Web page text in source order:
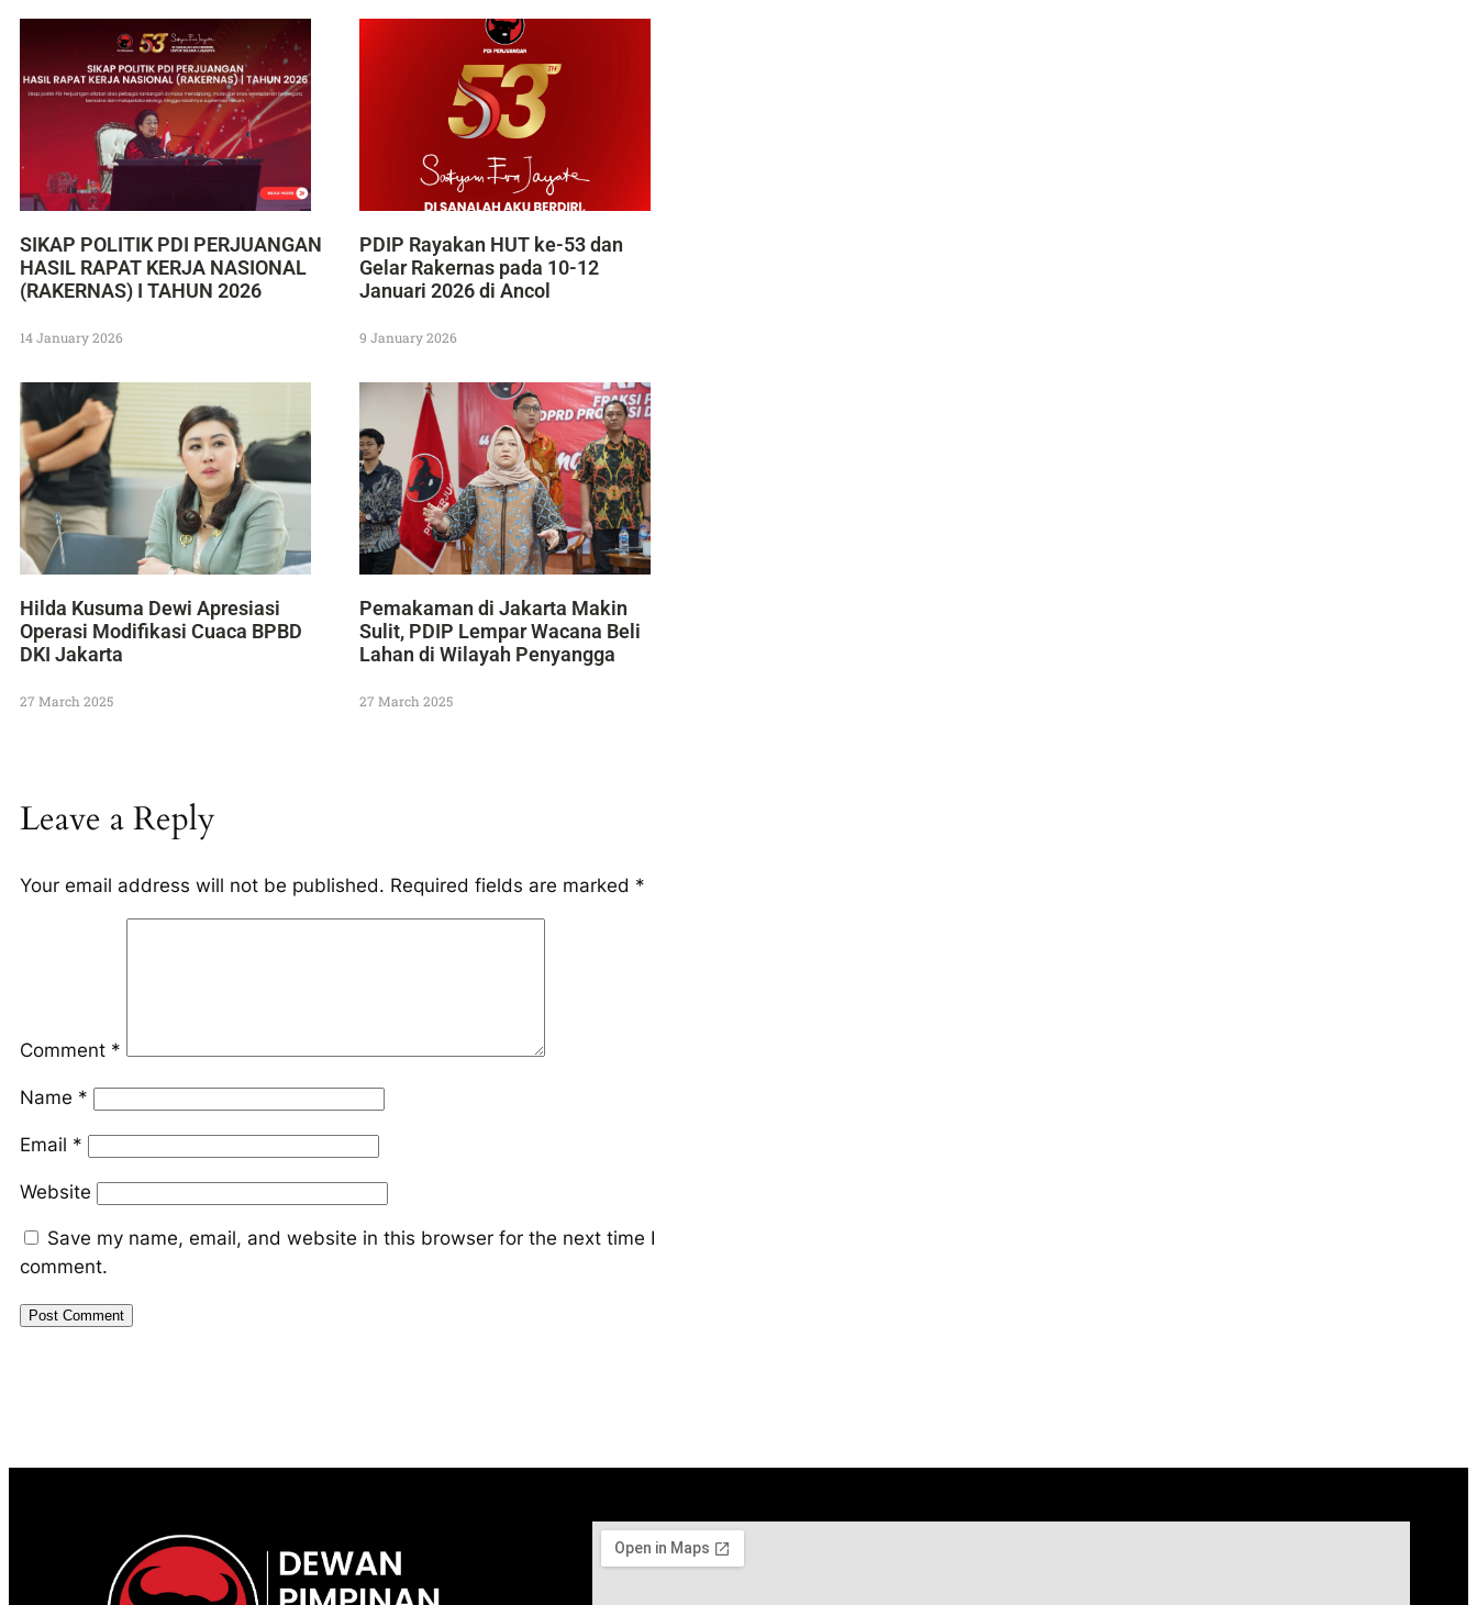
SIKAP POLITIK PDI PERJUANGAN
HASIL RAPAT KERJA NASIONAL
(RAKERNAS) I TAHUN 2026
14 January 2026
PDIP Rayakan HUT ke-53 dan
Gelar Rakernas pada 10-12
Januari 2026 di Ancol
9 January 2026
Hilda Kusuma Dewi Apresiasi
Operasi Modifikasi Cuaca BPBD
DKI Jakarta
27 March 2025
Pemakaman di Jakarta Makin
Sulit, PDIP Lempar Wacana Beli
Lahan di Wilayah Penyangga
27 March 2025
Leave a Reply
Your email address will not be published. Required fields are marked *
Comment *
Name *
Email *
Website
Save my name, email, and website in this browser for the next time I
comment.